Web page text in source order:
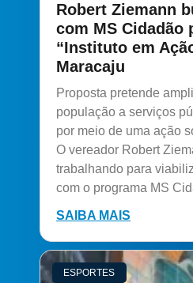
Robert Ziemann
com MS Cidadão
“Instituto em
Maracaju
Proposta pretende
população a serviços
por meio de uma ação
O vereador Robert
trabalhando para
com o programa MS
SAIBA MAIS
ESPORTES